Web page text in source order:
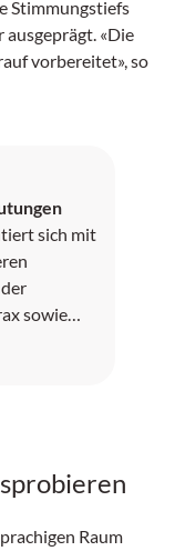
Stimmungstiefs
«Die
vorbereitet», so
sich mit
sowie
Raum